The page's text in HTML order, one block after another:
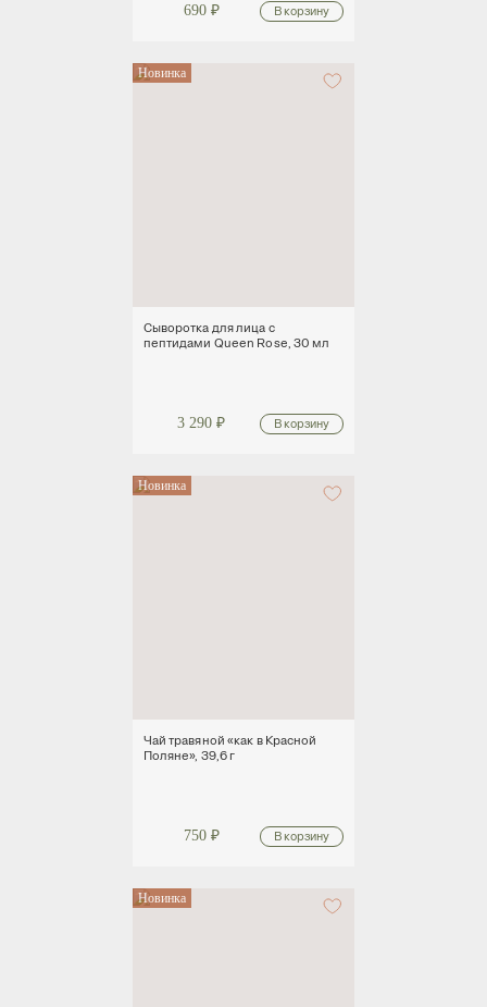
690 ₽
Новинка
Сыворотка для лица с
пептидами Queen Rose, 30 мл
3 290 ₽
Новинка
Чай травяной «как в Красной
Поляне», 39,6 г
750 ₽
Новинка